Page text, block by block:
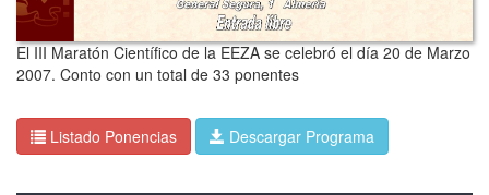
El III Maratón Científico de la EEZA se celebró el día 20 de Marzo
2007. Conto con un total de 33 ponentes
Listado Ponencias Descargar Programa